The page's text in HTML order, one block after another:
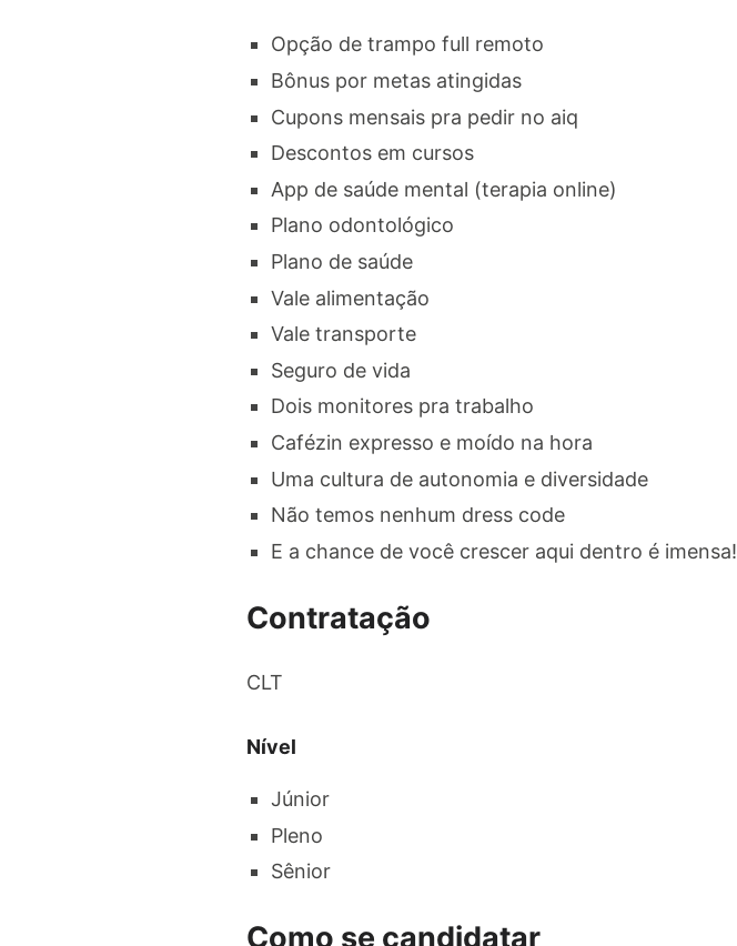
Opção de trampo full remoto
Bônus por metas atingidas
Cupons mensais pra pedir no aiq
Descontos em cursos
App de saúde mental (terapia online)
Plano odontológico
Plano de saúde
Vale alimentação
Vale transporte
Seguro de vida
Dois monitores pra trabalho
Cafézin expresso e moído na hora
Uma cultura de autonomia e diversidade
Não temos nenhum dress code
E a chance de você crescer aqui dentro é imensa!
Contratação
CLT
Nível
Júnior
Pleno
Sênior
Como se candidatar